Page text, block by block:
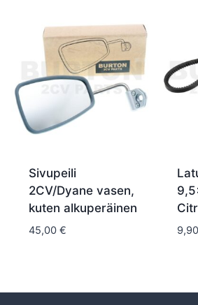
Sivupeili
2CV/Dyane vasen,
kuten alkuperäinen
45,00 € 9,90